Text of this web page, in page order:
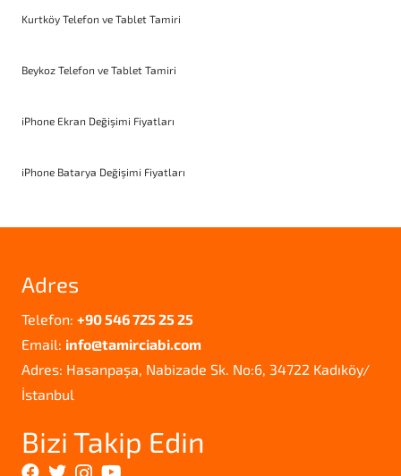
Kurtköy Telefon ve Tablet Tamiri
Beykoz Telefon ve Tablet Tamiri
iPhone Ekran Değişimi Fiyatları
iPhone Batarya Değişimi Fiyatları
Adres
Telefon: +90 546 725 25 25
Email: info@tamirciabi.com
Adres: Hasanpaşa, Nabizade Sk. No:6, 34722 Kadıköy/
İstanbul
Bizi Takip Edin